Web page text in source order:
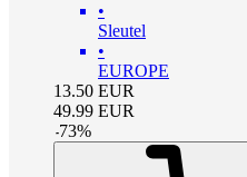
•
Sleutel
•
EUROPE
13.50 EUR
49.99 EUR
-73%